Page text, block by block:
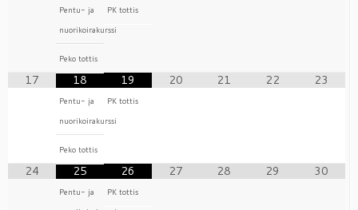
Pentu- ja
nuorikoirakurssi
Peko tottis
PK tottis
17 18
Pentu- ja
nuorikoirakurssi
Peko tottis
19
PK tottis
20 21 22 23
24 25
Pentu- ja
26
PK tottis
27 28 29 30